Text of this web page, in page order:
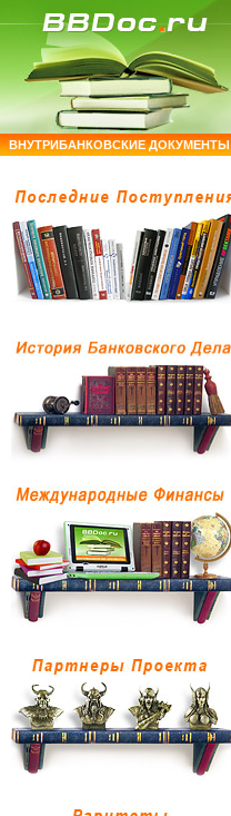
ВНУТРИБАНКОВСКИЕ ДОКУМЕНТЫ